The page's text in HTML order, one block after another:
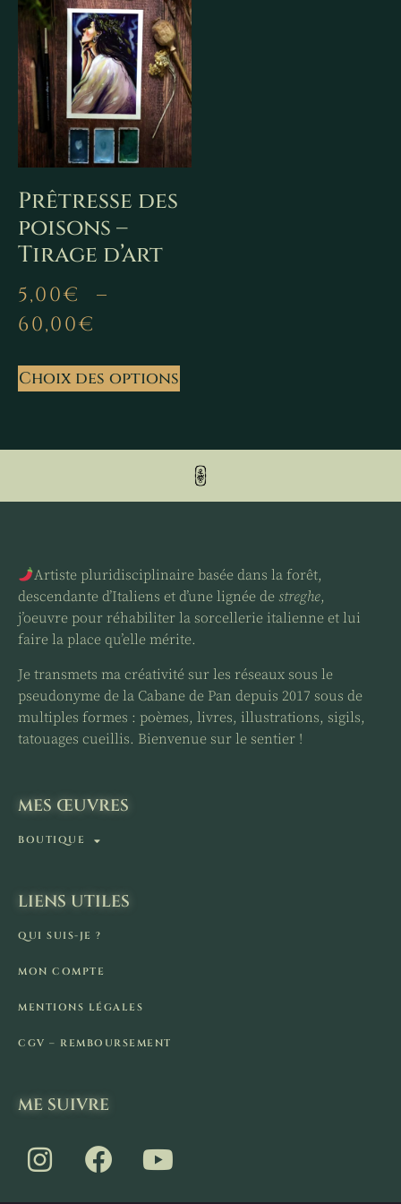
Prêtresse des
poisons –
Tirage d’art
5,00€
–
60,00€
Choix des options
Artiste pluridisciplinaire basée dans la forêt,
descendante d’Italiens et d’une lignée de streghe,
j’oeuvre pour réhabiliter la sorcellerie italienne et lui
faire la place qu’elle mérite.
Je transmets ma créativité sur les réseaux sous le
pseudonyme de la Cabane de Pan depuis 2017 sous de
multiples formes : poèmes, livres, illustrations, sigils,
tatouages cueillis. Bienvenue sur le sentier !
MES ŒUVRES
BOUTIQUE
LIENS UTILES
QUI SUIS-JE ?
MON COMPTE
MENTIONS LÉGALES
CGV – REMBOURSEMENT
ME SUIVRE